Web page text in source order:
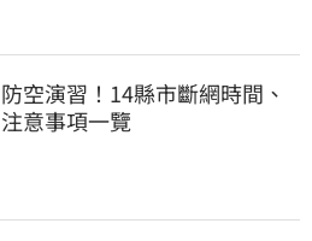
防空演習！14縣市斷網時間、
注意事項一覽